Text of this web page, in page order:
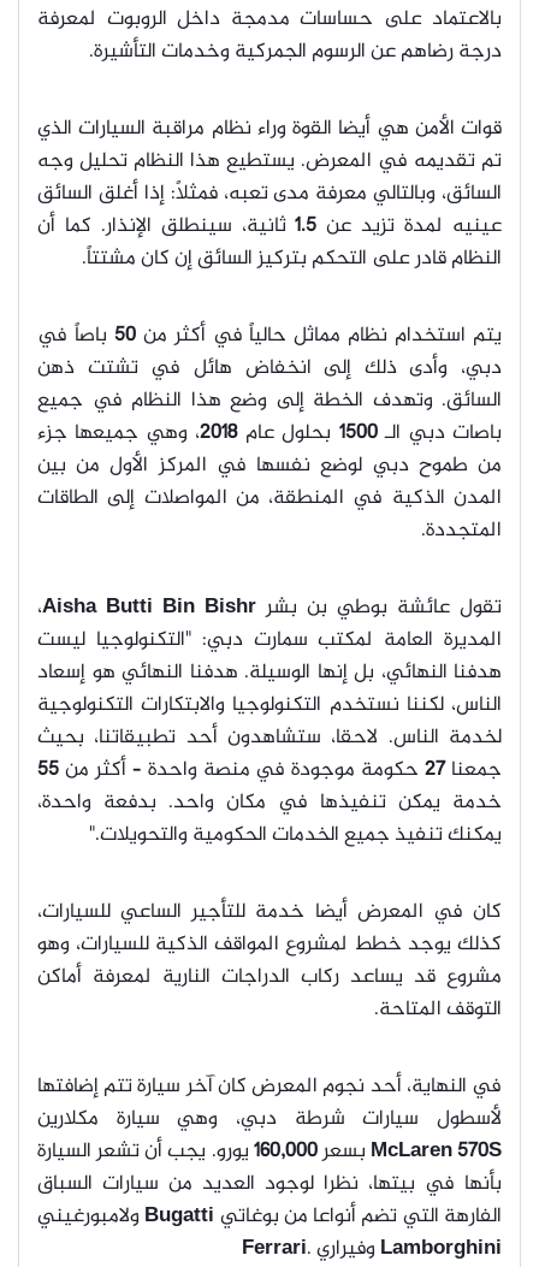
بالاعتماد على حساسات مدمجة داخل الروبوت لمعرفة
درجة رضاهم عن الرسوم الجمركية وخدمات التأشيرة.
قوات الأمن هي أيضا القوة وراء نظام مراقبة السيارات الذي
تم تقديمه في المعرض. يستطيع هذا النظام تحليل وجه
السائق، وبالتالي معرفة مدى تعبه، فمثلاً: إذا أغلق السائق
عينيه لمدة تزيد عن 1.5ثانية، سينطلق الإنذار. كما أن
النظام قادر على التحكم بتركيز السائق إن كان مشتتاً.
يتم استخدام نظام مماثل حالياً في أكثر من50 باصاً في
دبي، وأدى ذلك إلى انخفاض هائل في تشتت ذهن
السائق. وتهدف الخطة إلى وضع هذا النظام في جميع
باصات دبي الـ1500 بحلول عام2018، وهي جميعها جزء
من طموح دبي لوضع نفسها في المركز الأول من بين
المدن الذكية في المنطقة، من المواصلات إلى الطاقات
المتجددة.
تقول عائشة بوطي بن بشر Aisha Butti Bin Bishr،
المديرة العامة لمكتب سمارت دبي: "التكنولوجيا ليست
هدفنا النهائي، بل إنها الوسيلة. هدفنا النهائي هو إسعاد
الناس، لكننا نستخدم التكنولوجيا والابتكارات التكنولوجية
لخدمة الناس. لاحقا، ستشاهدون أحد تطبيقاتنا، بحيث
جمعنا27حكومة موجودة في منصة واحدة – أكثر من55
خدمة يمكن تنفيذها في مكان واحد. بدفعة واحدة،
يمكنك تنفيذ جميع الخدمات الحكومية والتحويلات."
كان في المعرض أيضا خدمة للتأجير الساعي للسيارات،
كذلك يوجد خطط لمشروع المواقف الذكية للسيارات، وهو
مشروع قد يساعد ركاب الدراجات النارية لمعرفة أماكن
التوقف المتاحة.
في النهاية، أحد نجوم المعرض كان آخر سيارة تتم إضافتها
لأسطول سيارات شرطة دبي، وهي سيارة مكلارين
McLaren 570S بسعر160,000يورو. يجب أن تشعر السيارة
بأنها في بيتها، نظرا لوجود العديد من سيارات السباق
الفارهة التي تضم أنواعا من بوغاتي Bugatti ولامبورغيني
Lamborghini وفيراري .Ferrari